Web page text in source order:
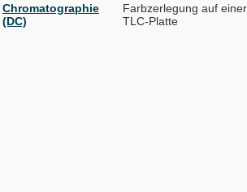
Chromatographie
(DC)
Farbzerlegung auf einer
TLC-Platte